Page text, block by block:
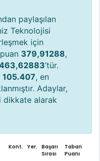
paylaşılan
Teknolojisi
için
379,91288,
’tür.
105.407, en
Adaylar,
dikkate alarak
Kont. Yer. Başarı
Sırası
Taban
Puanı